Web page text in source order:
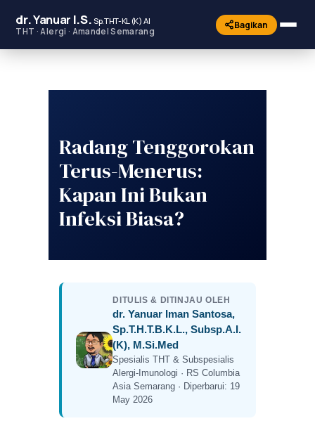
dr.Yanuar I.S.Sp.THT-KL (K) AI
THT · Alergi · Amandel Semarang
Bagikan
Radang Tenggorokan
Terus-Menerus:
Kapan Ini Bukan
Infeksi Biasa?
DITULIS & DITINJAU OLEH
dr. Yanuar Iman Santosa,
Sp.T.H.T.B.K.L., Subsp.A.I.
(K), M.Si.Med
Spesialis THT & Subspesialis
Alergi-Imunologi · RS Columbia
Asia Semarang · Diperbarui: 19
May 2026